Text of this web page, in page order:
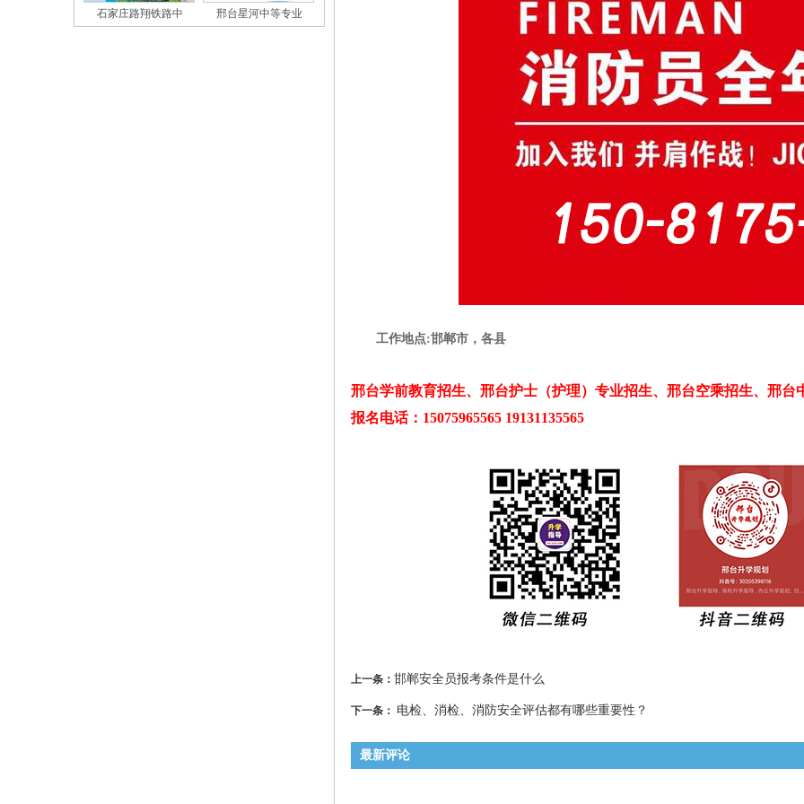
石家庄路翔铁路中 邢台星河中等专业
工作地点:邯郸市，各县
邢台学前教育招生、邢台护士（护理）专业招生、邢台空乘招生、邢台
报名电话：15075965565 19131135565
上一条： 邯郸安全员报考条件是什么
下一条： 电检、消检、消防安全评估都有哪些重要性？
最新评论